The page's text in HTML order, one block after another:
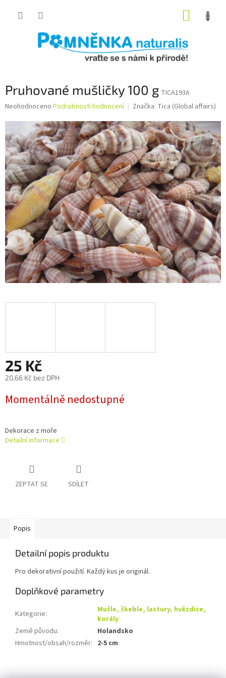
Pruhované mušličky 100 g TICA193A
Průměrné
je
0,0
z
5
hvězdiček.
Neohodnoceno Podrobnosti hodnocení Značka: Tica (Global affairs)
25 Kč
20,66 Kč bez DPH
cena:
Momentálně nedostupné
Dekorace z moře
Detailní informace
ZEPTAT SE SDÍLET
Popis
Detailní popis produktu
Pro dekorativní použití. Každý kus je originál.
Doplňkové parametry
Kategorie:
Mušle, škeble, lastury, hvězdice,
korály
Země původu:
Holandsko
Hmotnost/obsah/rozměr: 2-5 cm